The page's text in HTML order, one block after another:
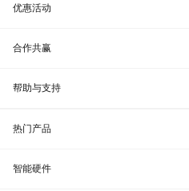
智能组网服务
蒲公英游戏版
蒲公英客户端
蒲公英管理端
蒲公英服务器端
贝锐令牌
优惠活动
兑换码通道
教育折扣
合作共赢
开放平台
渠道合作
行业定制
帮助与支持
联系客服
VIP服务
热门产品
贝锐向日葵 · 远程控制
智能硬件